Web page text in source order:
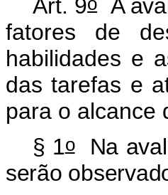
Art. 9
A
fatores de
habilidades e
das tarefas e
para o alcance
§ 1oNa
serão